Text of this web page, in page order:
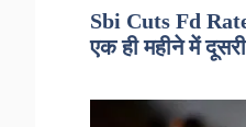
Sbi Cuts Fd
एक ही महीने में